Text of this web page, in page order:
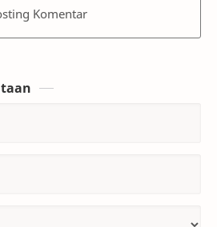
Komentar